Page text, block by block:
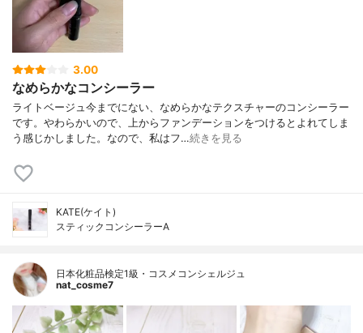
3.00
なめらかなコンシーラー
ライトベージュ今までにない、なめらかなテクスチャーのコンシーラー
です。やわらかいので、上からファンデーションをつけるとよれてしま
う感じかしました。なので、私はフ…続きを見る
KATE(ケイト)
スティックコンシーラーA
日本化粧品検定1級・コスメコンシェルジュ
nat_cosme7